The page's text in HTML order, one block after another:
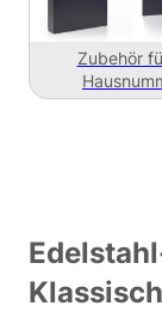
Zubehör